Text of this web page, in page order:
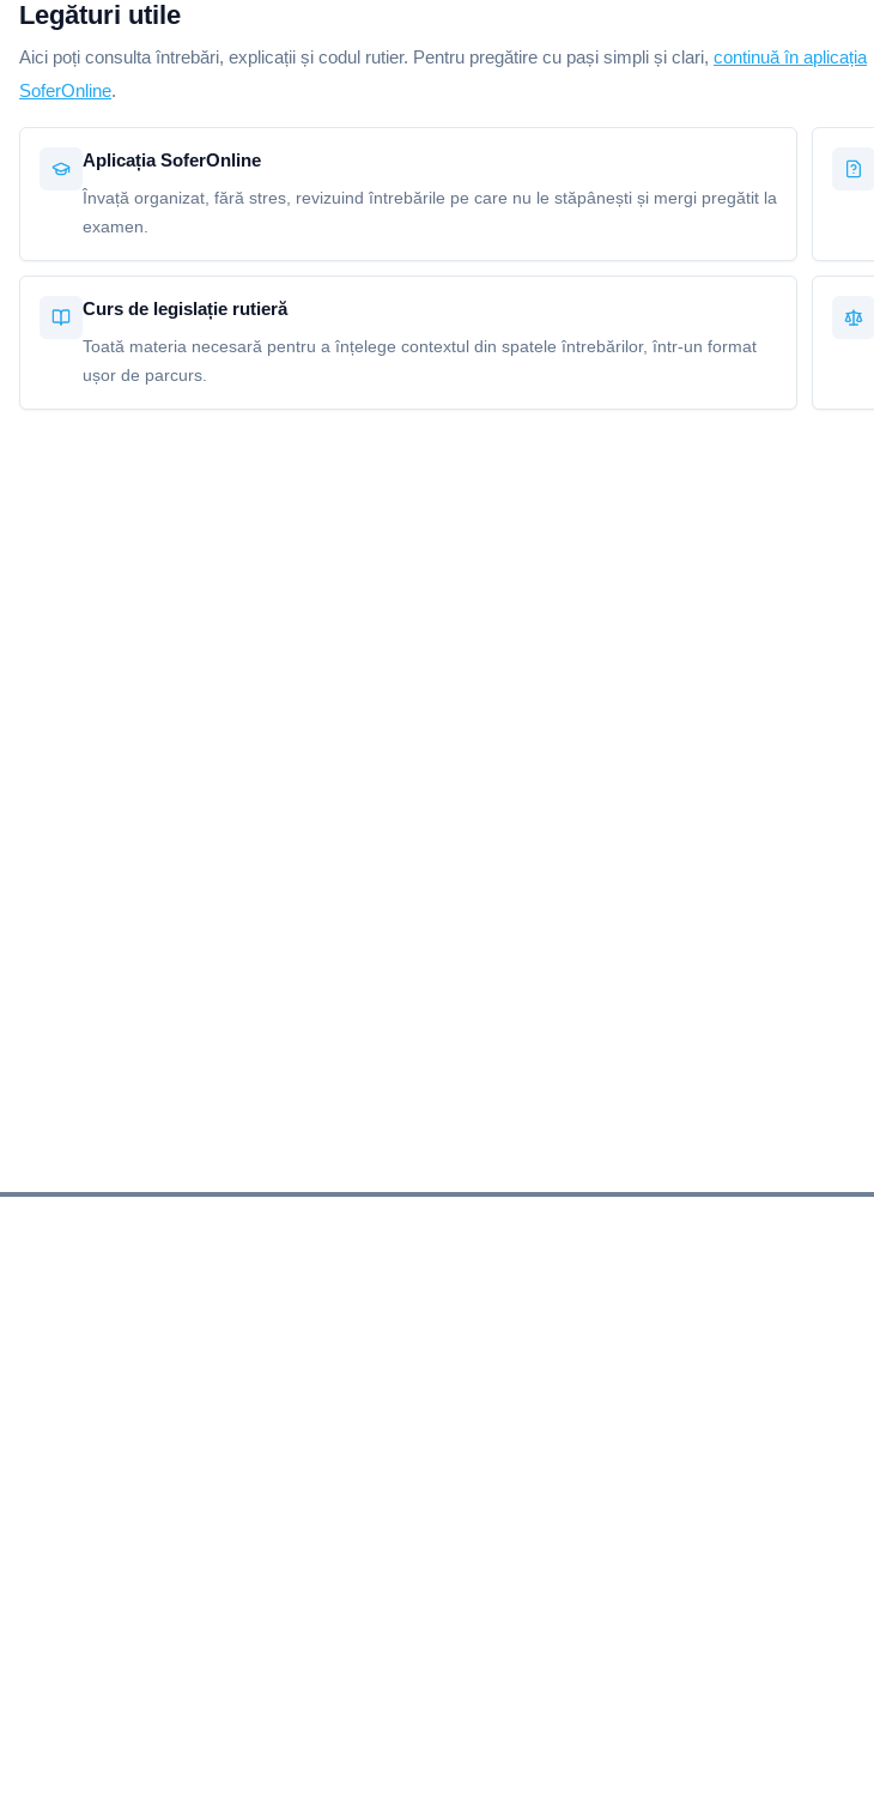
Legături utile
Aici poți consulta întrebări, explicații și codul rutier. Pentru pregătire cu pași simpli și clari, continuă în aplicația
SoferOnline.
Aplicația SoferOnline
Învață organizat, fără stres, revizuind întrebările pe care nu le stăpânești și mergi pregătit la
examen.
Curs de legislație rutieră
Toată materia necesară pentru a înțelege contextul din spatele întrebărilor, într-un format
ușor de parcurs.